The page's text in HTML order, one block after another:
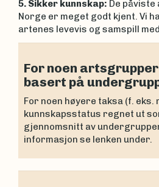
5. Sikker kunnskap: De
Norge er meget godt kjent. Vi
artenes levevis og samspill
For noen
basert på
For noen høyere taksa (f. eks.
kunnskapsstatus regnet ut
gjennomsnitt av
informasjon se lenken under.